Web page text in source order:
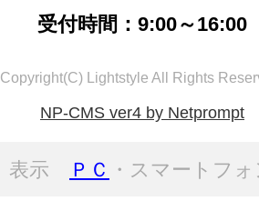
受付時間：9:00～16:00
Copyright(C) Lightstyle All Rights
NP-CMS ver4 by Netprompt
表示 ＰＣ ・スマートフ